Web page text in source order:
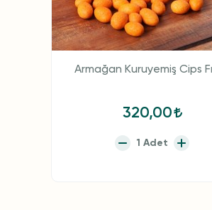
Armağan Kuruyemiş Cips
320,00